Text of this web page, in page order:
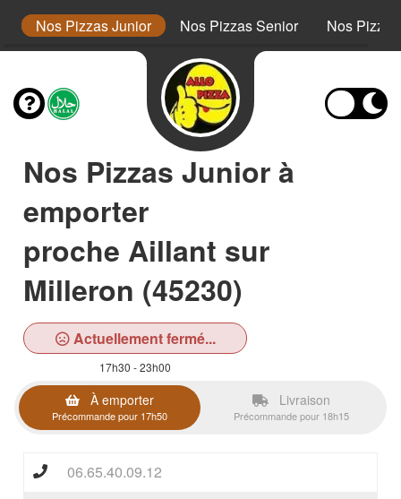
Nos Pizzas Junior Nos Pizzas Senior Nos Pizza
Nos Pizzas Junior à
emporter
proche Aillant sur
Milleron (45230)
Actuellement fermé...
17h30 - 23h00
À emporter
Précommande pour 17h50
Livraison
Précommande pour 18h15
06.65.40.09.12